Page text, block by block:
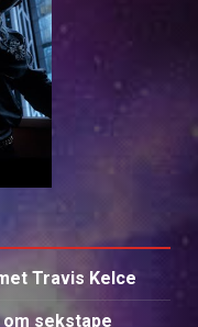
Travis Kelce
om sekstape